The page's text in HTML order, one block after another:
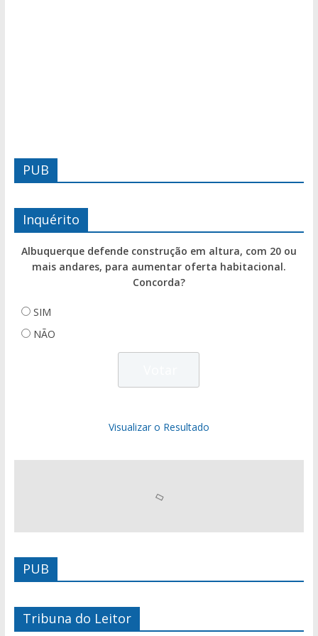
PUB
Inquérito
Albuquerque defende construção em altura, com 20 ou
mais andares, para aumentar oferta habitacional.
Concorda?
SIM
NÃO
Visualizar o Resultado
PUB
Tribuna do Leitor